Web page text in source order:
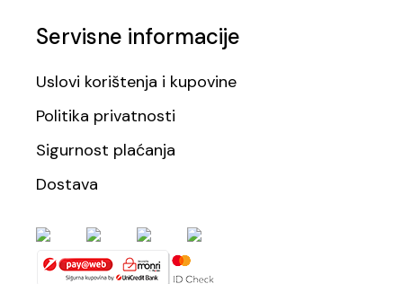
Servisne informacije
Uslovi korištenja i kupovine
Politika privatnosti
Sigurnost plaćanja
Dostava